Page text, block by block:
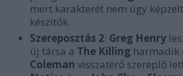
mert karakterét nem úgy
készítők.
Szereposztás 2: Greg Henry
új társa a The Killing harmadik
Coleman visszatérő szereplő